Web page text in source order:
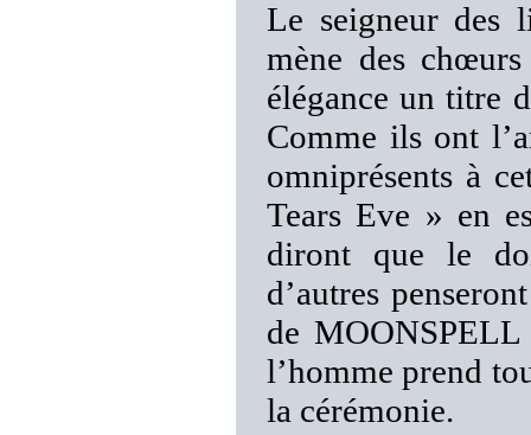
Le seigneur des
mène des
élégance un titre
Comme ils ont
omniprésents à
Tears Eve » en
diront que le
d’autres
de
l’homme prend
la cérémonie.